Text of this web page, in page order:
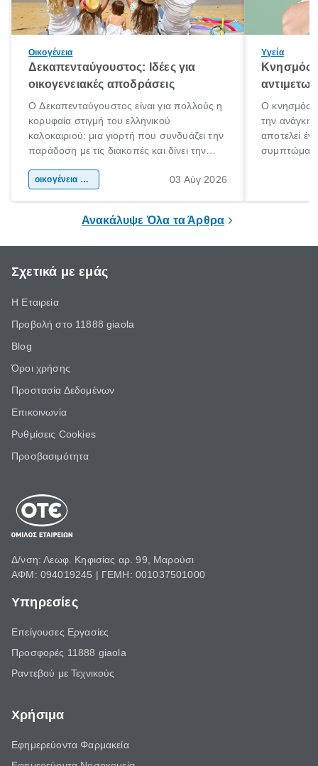
Οικογένεια
Δεκαπενταύγουστος: Ιδέες για
οικογενειακές αποδράσεις
Ο Δεκαπενταύγουστος είναι για πολλούς η
κορυφαία στιγμή του ελληνικού
καλοκαιριού: μια γιορτή που συνδυάζει την
παράδοση με τις διακοπές και δίνει την
χώρας. Είτε πρόκειται για λίγες μέρες
οικογένεια & παιδί 03 Αύγ 2026
Υγεία
Κνησμός:
Ο κνησμός
την ανάγκη
αποτελεί
Ανακάλυψε Όλα τα Άρθρα
Σχετικά με εμάς
Η Εταιρεία
Προβολή στο 11888 giaola
Blog
Όροι χρήσης
Προστασία Δεδομένων
Επικοινωνία
Ρυθμίσεις Cookies
Προσβασιμότητα
Δ/νση: Λεωφ. Κηφισίας αρ. 99, Μαρούσι
ΑΦΜ: 094019245 | ΓΕΜΗ: 001037501000
Υπηρεσίες
Επείγουσες Εργασίες
Προσφορές 11888 giaola
Ραντεβού με Τεχνικούς
Χρήσιμα
Εφημερεύοντα Φαρμακεία